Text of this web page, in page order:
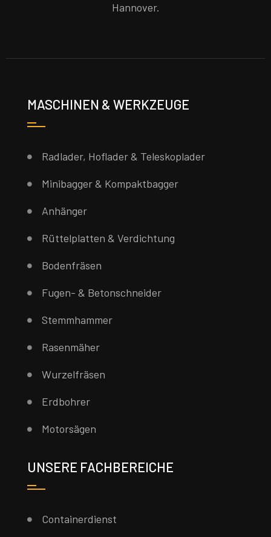
Hannover.
MASCHINEN & WERKZEUGE
Radlader, Hoflader & Teleskoplader
Minibagger & Kompaktbagger
Anhänger
Rüttelplatten & Verdichtung
Bodenfräsen
Fugen- & Betonschneider
Stemmhammer
Rasenmäher
Wurzelfräsen
Erdbohrer
Motorsägen
UNSERE FACHBEREICHE
Containerdienst